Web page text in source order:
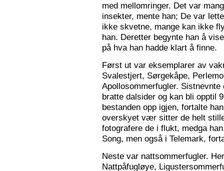
med mellomringer. Det var
insekter, mente han; De var
ikke skvetne, mange kan ikke
han. Deretter begynte han å
på hva han hadde klart å finne.
Først ut var eksemplarer av
Svalestjert, Sørgekåpe,
Apollosommerfugler.
bratte dalsider og kan bli opptil
bestanden opp igjen, fortalte
overskyet vær sitter de helt
fotografere de i flukt, medga
Song, men også i Telemark,
Neste var nattsommerfugler.
Nattpåfugløye,